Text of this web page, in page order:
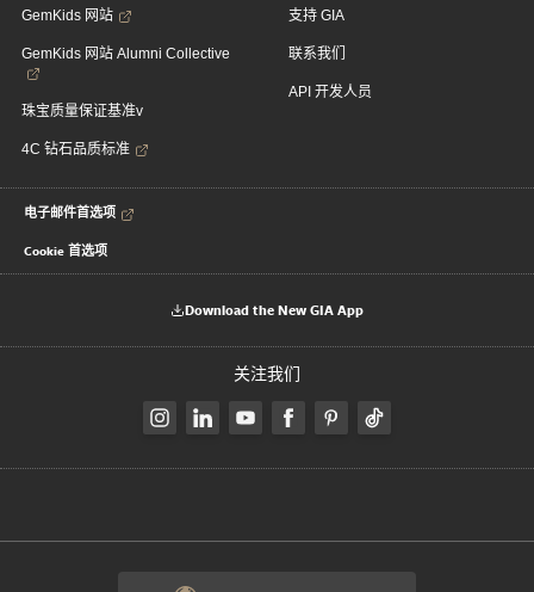
GemKids 网站
GemKids 网站 Alumni Collective
珠宝质量保证基准v
4C 钻石品质标准
支持 GIA
联系我们
API 开发人员
电子邮件首选项
Cookie 首选项
Download the New GIA App
关注我们